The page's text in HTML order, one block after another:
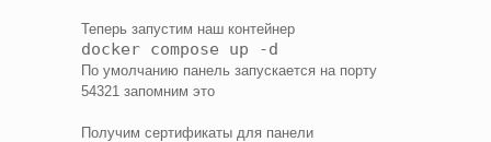
Теперь запустим наш контейнер
docker compose up -d
По умолчанию панель запускается на порту
54321 запомним это
Получим сертификаты для панели